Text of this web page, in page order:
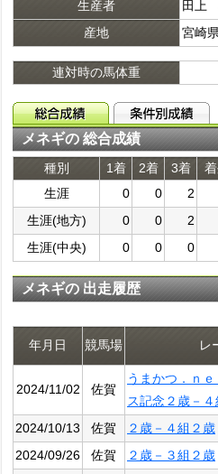
生産者
田上
産地
宮崎
連対時の馬体重
メネギの 総合成績
種別 1着 2着 3着
生涯
0 0 2
生涯(地方)
0 0 2
生涯(中央)
0 0 0
メネギの 出走履歴
年月日 競馬場 レ
2024/11/02 佐賀
うまかつ．ｎ
ス記念２歳－４
2024/10/13 佐賀 ２歳－４組２歳
2024/09/26
佐賀 ２歳－３組２歳